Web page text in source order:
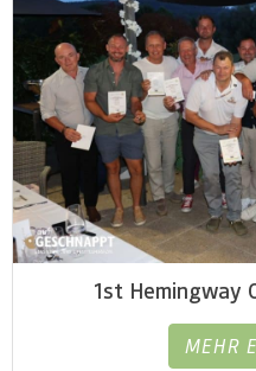
1st Hemingway